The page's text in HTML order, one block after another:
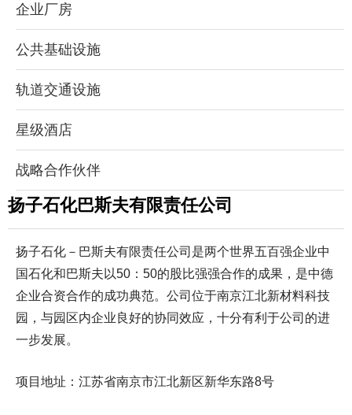
企业厂房
公共基础设施
轨道交通设施
星级酒店
战略合作伙伴
扬子石化巴斯夫有限责任公司
扬子石化－巴斯夫有限责任公司是两个世界五百强企业中
国石化和巴斯夫以50：50的股比强强合作的成果，是中德
企业合资合作的成功典范。公司位于南京江北新材料科技
园，与园区内企业良好的协同效应，十分有利于公司的进
一步发展。
项目地址：江苏省南京市江北新区新华东路8号